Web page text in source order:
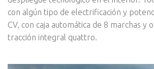
con algún tipo de electrificación y
CV, con caja automática de 8 marchas y
tracción integral quattro.